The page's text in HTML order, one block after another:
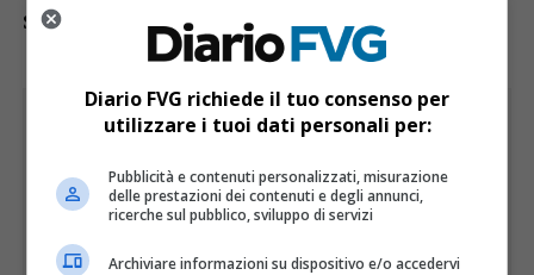
sempre ben presidiata.
Diario FVG richiede il tuo consenso per
utilizzare i tuoi dati personali per:
Pubblicità e contenuti personalizzati, misurazione
delle prestazioni dei contenuti e degli annunci,
ricerche sul pubblico, sviluppo di servizi
Archiviare informazioni su dispositivo e/o accedervi